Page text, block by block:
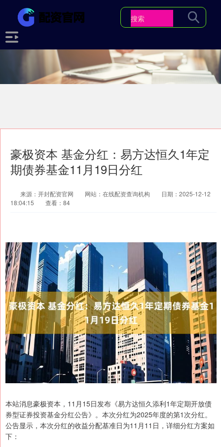
豪极资本 基金分红：易方达恒久1年定
期债券基金11月19日分红
来源：开封配资官网 网站：在线配资查询机构
日期：2025-12-12
18:04:15
查看：84
本站消息豪极资本，11月15日发布《易方达恒久添利1年定期开放债
券型证券投资基金分红公告》。本次分红为2025年度的第1次分红。
公告显示，本次分红的收益分配基准日为11月11日，详细分红方案如
下：